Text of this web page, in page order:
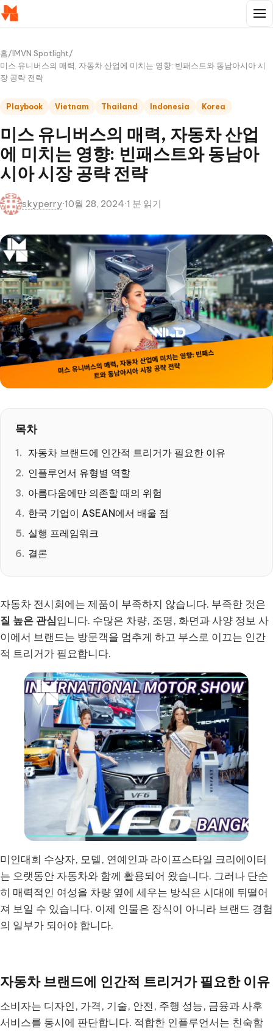
홈/IMVN Spotlight/
미스 유니버스의 매력, 자동차 산업에 미치는 영향: 빈패스트와 동남아시아 시
장 공략 전략
Playbook Vietnam Thailand Indonesia Korea
미스 유니버스의 매력, 자동차 산업
에 미치는 영향: 빈패스트와 동남아
시아 시장 공략 전략
skyperry·10월 28, 2024·1 분 읽기
목차
자동차 브랜드에 인간적 트리거가 필요한 이유
인플루언서 유형별 역할
아름다움에만 의존할 때의 위험
한국 기업이 ASEAN에서 배울 점
실행 프레임워크
결론
자동차 전시회에는 제품이 부족하지 않습니다. 부족한 것은
질 높은 관심입니다. 수많은 차량, 조명, 화면과 사양 정보 사
이에서 브랜드는 방문객을 멈추게 하고 부스로 이끄는 인간
적 트리거가 필요합니다.
미인대회 수상자, 모델, 연예인과 라이프스타일 크리에이터
는 오랫동안 자동차와 함께 활용되어 왔습니다. 그러나 단순
히 매력적인 여성을 차량 옆에 세우는 방식은 시대에 뒤떨어
져 보일 수 있습니다. 이제 인물은 장식이 아니라 브랜드 경험
의 일부가 되어야 합니다.
자동차 브랜드에 인간적 트리거가 필요한 이유
소비자는 디자인, 가격, 기술, 안전, 주행 성능, 금융과 사후
서비스를 동시에 판단합니다. 적합한 인플루언서는 친숙함